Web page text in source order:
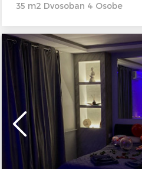
35 m2 Dvosoban 4 Osobe
Jednosoban Apartman
Beograd Apartman sa
Beogradu, za dve osobe
Beograd
Lokacija:Beograd
Novi Beograd
Adresa: Milutina
Milankovica 122
m2